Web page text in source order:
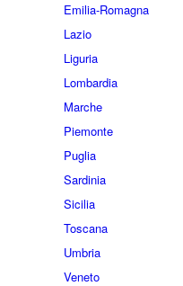
Emilia-Romagna
Lazio
Liguria
Lombardia
Marche
Piemonte
Puglia
Sardinia
Sicilia
Toscana
Umbria
Veneto